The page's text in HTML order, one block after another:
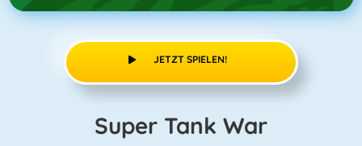
JETZT SPIELEN!
Super Tank War